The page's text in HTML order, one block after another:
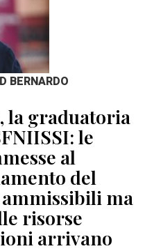
BERNARDO
graduatoria
le
al
del
ma
risorse
arrivano